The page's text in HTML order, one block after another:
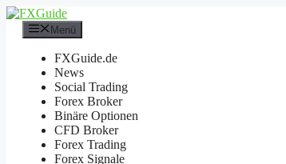
Zum
Inhalt
springen
Menü
FXGuide.de
News
Social Trading
Forex Broker
Binäre Optionen
CFD Broker
Forex Trading
Forex Signale